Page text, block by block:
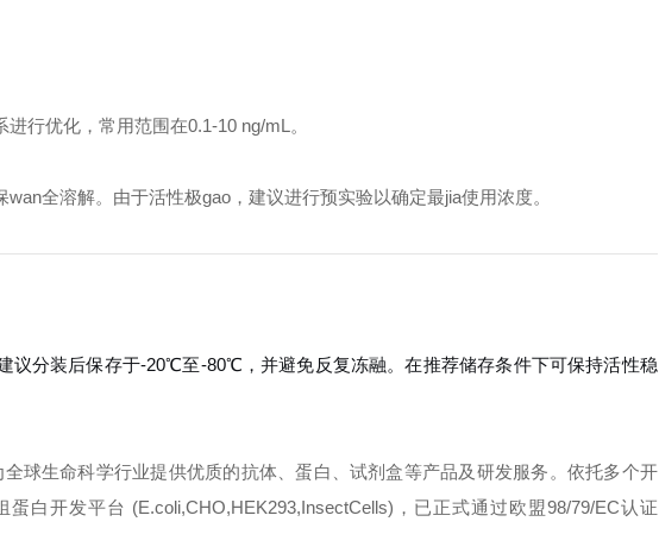
行优化，常用范围在0.1-10 ng/mL。
全溶解。由于活性极gao，建议进行预实验以确定最jia使用浓度。
议分装后保存于-20℃至-80℃，并避免反复冻融。在推荐储存条件下可保持活性稳
球生命科学行业提供优质的抗体、蛋白、试剂盒等产品及研发服务。依托多个开
白开发平台 (E.coli,CHO,HEK293,InsectCells)，已正式通过欧盟98/79/EC认证